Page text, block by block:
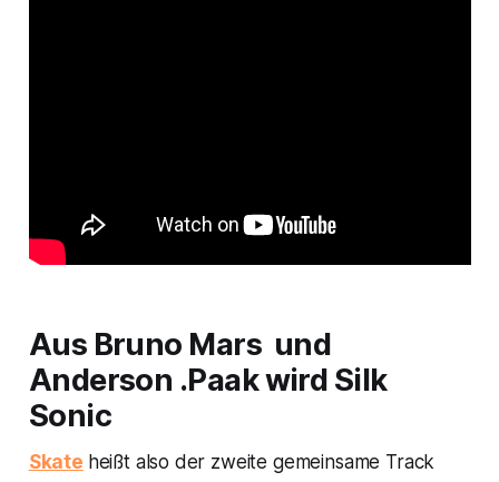
Aus Bruno Mars und
Anderson .Paak wird Silk
Sonic
Skate heißt also der zweite gemeinsame Track